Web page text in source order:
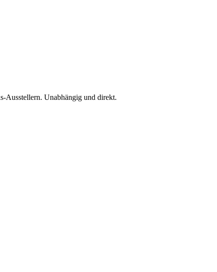
Ausstellern. Unabhängig und direkt.